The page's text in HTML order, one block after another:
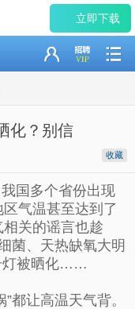
立即下载
化？别信
收藏
国多个省份出现
气温甚至达到了
关的谣言也趁
菌、天热缺氧大明
灯被晒化……
让高温天气背。